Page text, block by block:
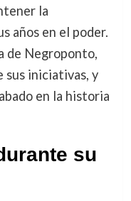
la
años en el poder.
de Negroponto,
sus iniciativas, y
en la historia
su